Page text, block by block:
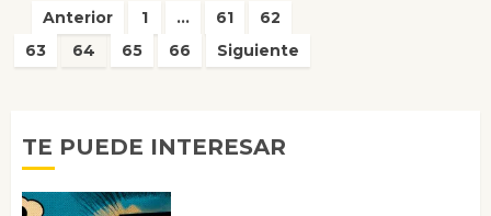
Paginación
de
Anterior 1 … 61
62
63
64 65 66 Siguiente
TE PUEDE INTERESAR